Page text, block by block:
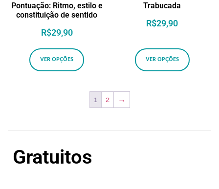
Pontuação: Ritmo, estilo e
constituição de sentido
R$29,90
VER OPÇÕES
Trabucada
R$29,90
VER OPÇÕES
1 2 →
Gratuitos